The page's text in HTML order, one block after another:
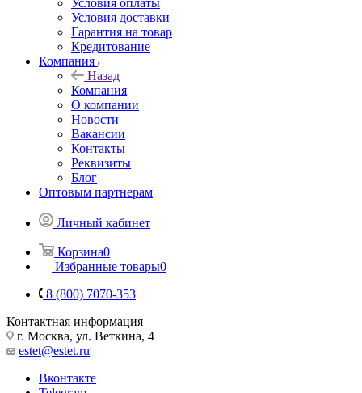
Условия оплаты
Условия доставки
Гарантия на товар
Кредитование
Компания
Назад
Компания
О компании
Новости
Вакансии
Контакты
Реквизиты
Блог
Оптовым партнерам
Личный кабинет
Корзина0
Избранные товары0
8 (800) 7070-353
Контактная информация
г. Москва, ул. Веткина, 4
estet@estet.ru
Вконтакте